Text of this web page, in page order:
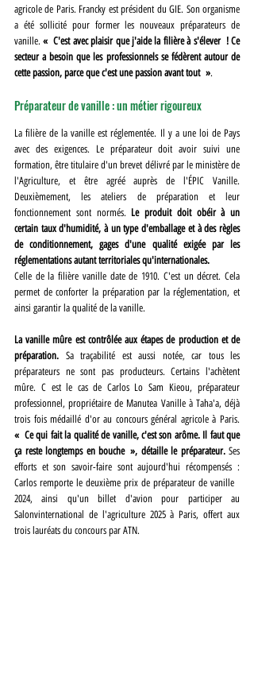
agricole de Paris. Francky est président du GIE. Son organisme
a été sollicité pour former les nouveaux préparateurs de
vanille. « C'est avec plaisir que j'aide la filière à s'élever ! Ce
secteur a besoin que les professionnels se fédèrent autour de
cette passion, parce que c'est une passion avant tout ».
Préparateur de vanille : un métier rigoureux
La filière de la vanille est réglementée. Il y a une loi de Pays
avec des exigences. Le préparateur doit avoir suivi une
formation, être titulaire d'un brevet délivré par le ministère de
l'Agriculture, et être agréé auprès de l'ÉPIC Vanille.
Deuxièmement, les ateliers de préparation et leur
fonctionnement sont normés. Le produit doit obéir à un
certain taux d'humidité, à un type d'emballage et à des règles
de conditionnement, gages d'une qualité exigée par les
réglementations autant territoriales qu'internationales.
Celle de la filière vanille date de 1910. C'est un décret. Cela
permet de conforter la préparation par la réglementation, et
ainsi garantir la qualité de la vanille.
La vanille mûre est contrôlée aux étapes de production et de
préparation. Sa traçabilité est aussi notée, car tous les
préparateurs ne sont pas producteurs. Certains l'achètent
mûre. C est le cas de Carlos Lo Sam Kieou, préparateur
professionnel, propriétaire de Manutea Vanille à Taha'a, déjà
« Ce qui fait la qualité de vanille, c'est son arôme. Il faut que
ça reste longtemps en bouche », détaille le préparateur. Ses
efforts et son savoir-faire sont aujourd'hui récompensés :
Carlos remporte le deuxième prix de préparateur de vanille
2024, ainsi qu'un billet d'avion pour participer au
Salonvinternational de l'agriculture 2025 à Paris, offert aux
trois lauréats du concours par ATN.